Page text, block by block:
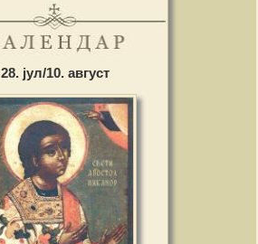
28. јул/10. август